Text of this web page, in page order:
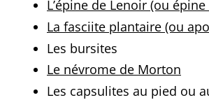
L’épine de Lenoir (ou épine
La fasciite plantaire (ou
Les bursites
Le névrome de Morton
Les capsulites au pied ou